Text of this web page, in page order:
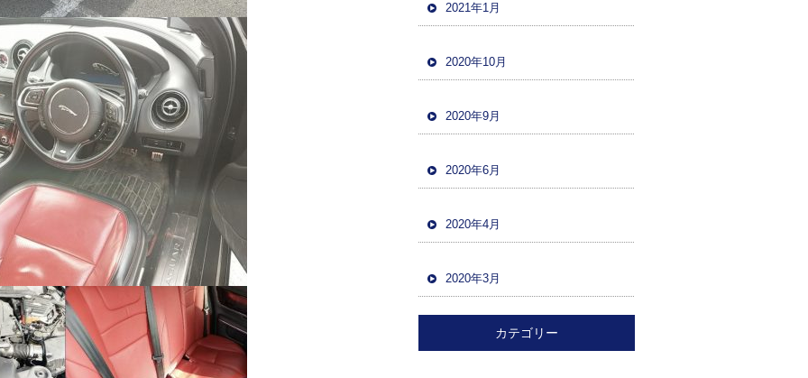
2021年1月
2020年10月
2020年9月
2020年6月
2020年4月
2020年3月
カテゴリー